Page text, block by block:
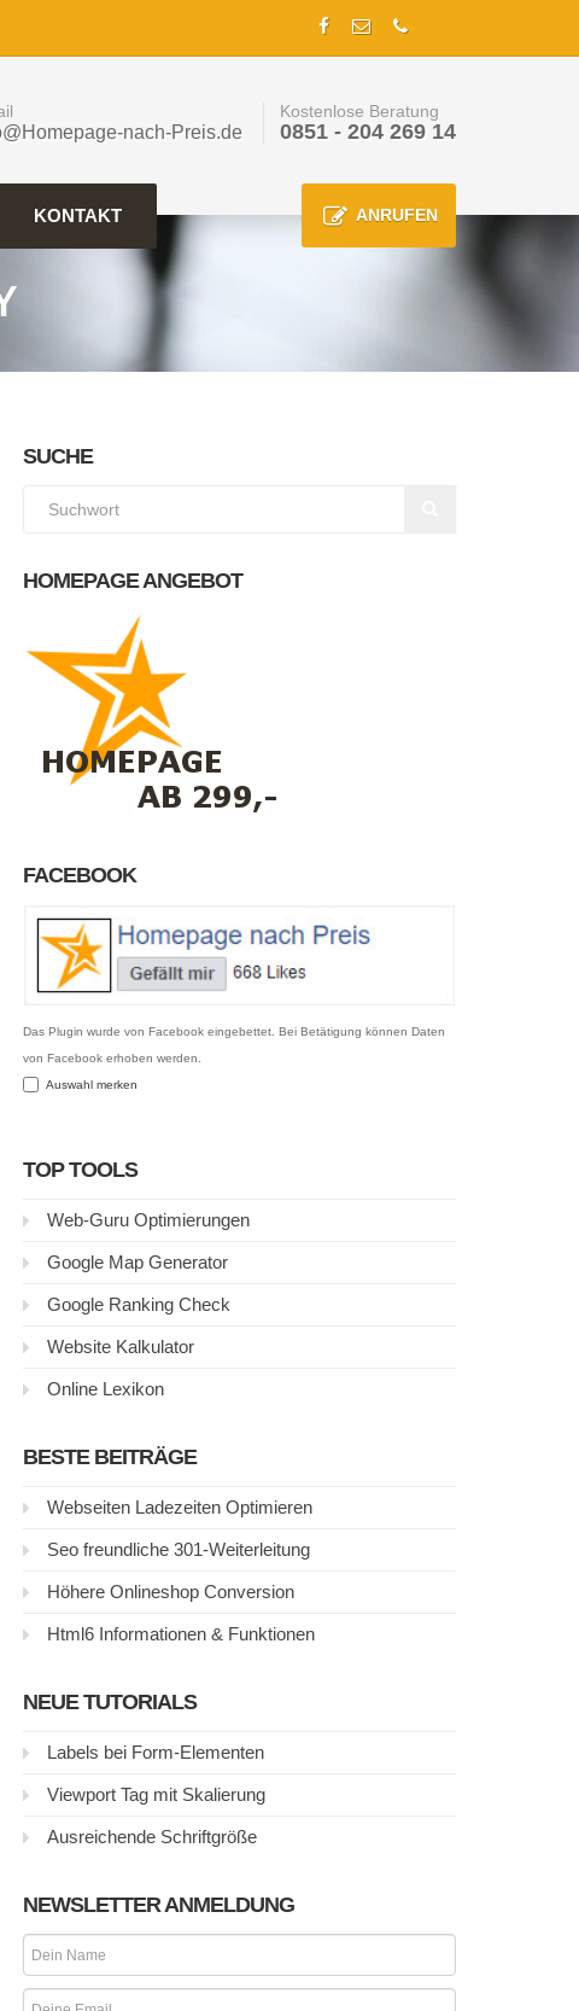
nach-Preis.de
Kostenlose Beratung
0851 - 204 269 14
KONTAKT ANRUFEN
SUCHE
HOMEPAGE ANGEBOT
FACEBOOK
Das Plugin wurde von Facebook eingebettet. Bei Betätigung können Daten
von Facebook erhoben werden.
Auswahl merken
TOP TOOLS
Web-Guru Optimierungen
Google Map Generator
Google Ranking Check
Website Kalkulator
Online Lexikon
BESTE BEITRÄGE
Webseiten Ladezeiten Optimieren
Seo freundliche 301-Weiterleitung
Höhere Onlineshop Conversion
Html6 Informationen & Funktionen
NEUE TUTORIALS
Labels bei Form-Elementen
Viewport Tag mit Skalierung
Ausreichende Schriftgröße
NEWSLETTER ANMELDUNG